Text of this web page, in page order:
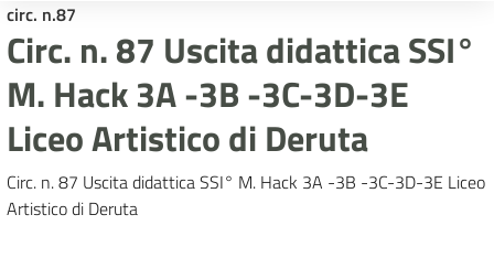
circ. n.87
Circ. n. 87 Uscita didattica SSI°
M. Hack 3A -3B -3C-3D-3E
Liceo Artistico di Deruta
Circ. n. 87 Uscita didattica SSI° M. Hack 3A -3B -3C-3D-3E Liceo
Artistico di Deruta